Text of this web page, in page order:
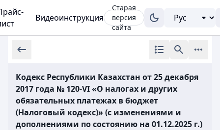
Видеоинструкция
Старая
версия
сайта
Кодекс Республики Казахстан от 25 декабря
2017 года № 120-VI «О налогах и других
обязательных платежах в бюджет
(Налоговый кодекс)» (с изменениями и
дополнениями по состоянию на 01.12.2025 г.)